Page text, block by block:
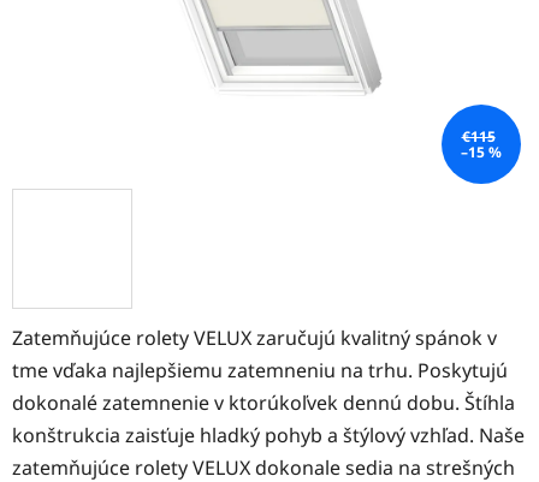
Zatemňujúce rolety VELUX zaručujú kvalitný spánok v
tme vďaka najlepšiemu zatemneniu na trhu. Poskytujú
dokonalé zatemnenie v ktorúkoľvek dennú dobu. Štíhla
konštrukcia zaisťuje hladký pohyb a štýlový vzhľad. Naše
zatemňujúce rolety VELUX dokonale sedia na strešných
€115
–15 %